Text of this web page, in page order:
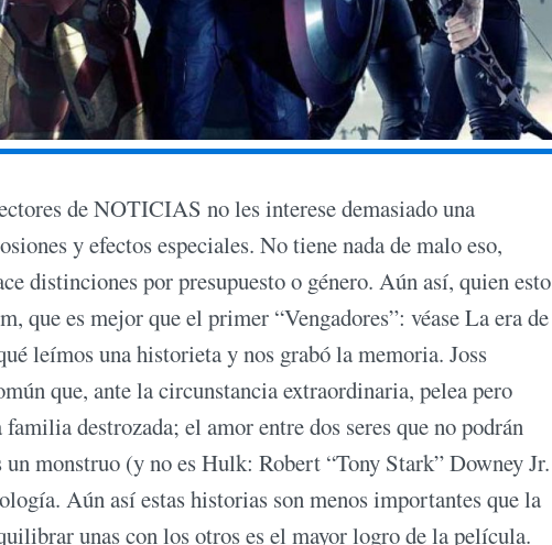
de NOTICIAS no les interese demasiado una
y efectos especiales. No tiene nada de malo eso,
distinciones por presupuesto o género. Aún así, quien esto
que es mejor que el primer “Vengadores”: véase La era de
leímos una historieta y nos grabó la memoria. Joss
que, ante la circunstancia extraordinaria, pelea pero
destrozada; el amor entre dos seres que no podrán
monstruo (y no es Hulk: Robert “Tony Stark” Downey Jr.
Aún así estas historias son menos importantes que la
unas con los otros es el mayor logro de la película.